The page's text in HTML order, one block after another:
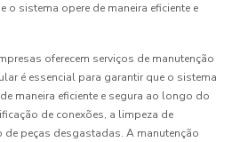
o sistema opere de maneira eficiente e
oferecem serviços de manutenção
é essencial para garantir que o sistema
maneira eficiente e segura ao longo do
de conexões, a limpeza de
peças desgastadas. A manutenção